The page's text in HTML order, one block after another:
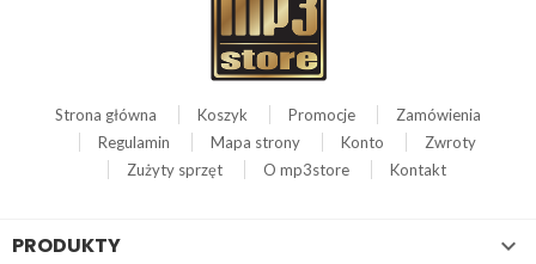
Strona główna Koszyk Promocje
Zamówienia
Regulamin
Mapa strony Konto
Zwroty
Zużyty sprzęt
O mp3store Kontakt
PRODUKTY 